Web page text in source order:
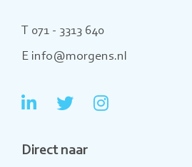
T 071 - 3313 640
E info@morgens.nl
Ga
LinkedIn
Ga
Twitter
Ga
Direct naar